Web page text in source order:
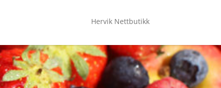
Hervik Nettbutikk